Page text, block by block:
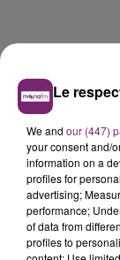
Le
We and our (447)
your consent and/
information on a
profiles for
advertising;
performance;
of data from
profiles to